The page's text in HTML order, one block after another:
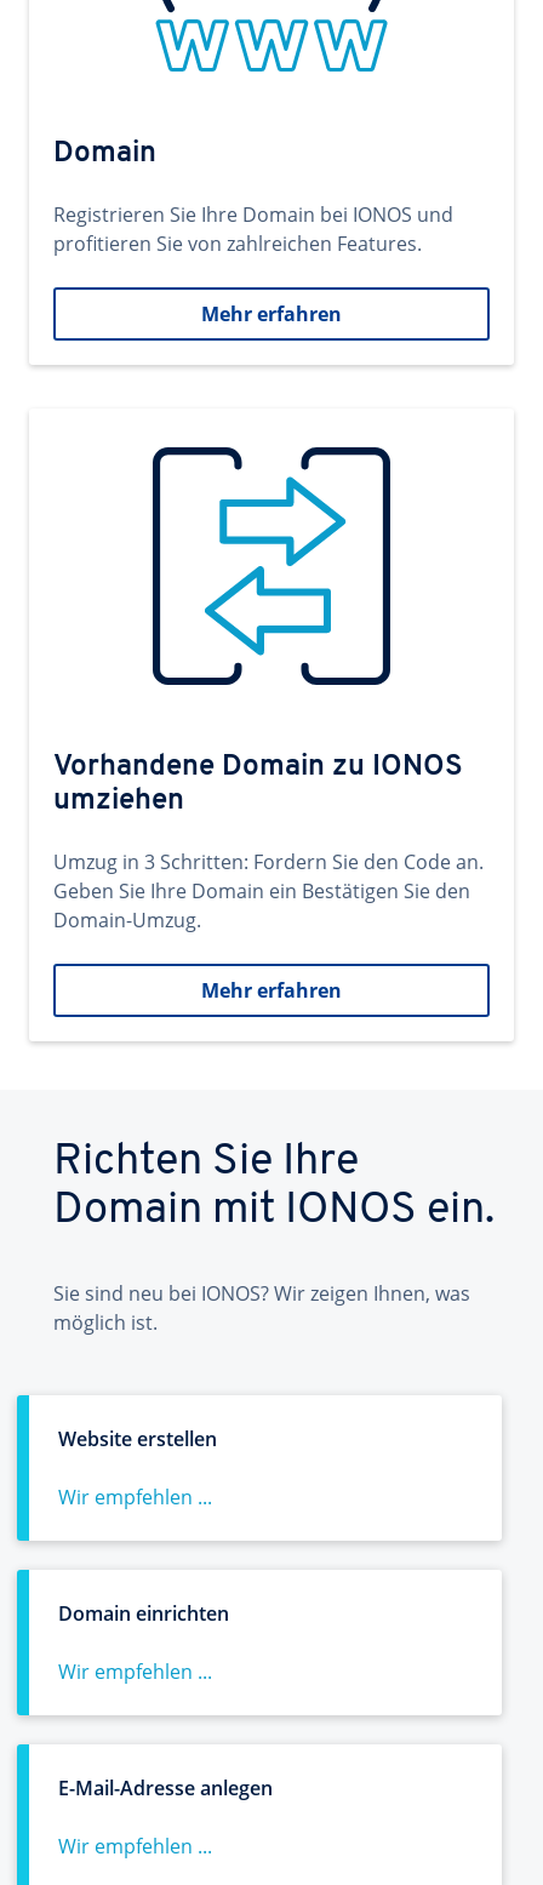
Domain
Registrieren Sie Ihre Domain bei IONOS und
profitieren Sie von zahlreichen Features.
Mehr erfahren
Vorhandene Domain zu IONOS
umziehen
Umzug in 3 Schritten: Fordern Sie den Code an.
Geben Sie Ihre Domain ein Bestätigen Sie den
Domain-Umzug.
Mehr erfahren
Richten Sie Ihre
Domain mit IONOS ein.
Sie sind neu bei IONOS? Wir zeigen Ihnen, was
möglich ist.
Website erstellen
Wir empfehlen ...
Domain einrichten
Wir empfehlen ...
E-Mail-Adresse anlegen
Wir empfehlen ...